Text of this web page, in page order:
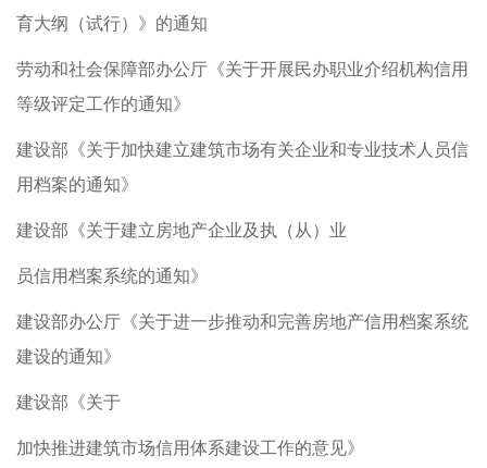
育大纲（试行）》的通知
劳动和社会保障部办公厅《关于开展民办职业介绍机构信用
等级评定工作的通知》
建设部《关于加快建立建筑市场有关企业和专业技术人员信
用档案的通知》
建设部《关于建立房地产企业及执（从）业
员信用档案系统的通知》
建设部办公厅《关于进一步推动和完善房地产信用档案系统
建设的通知》
建设部《关于
加快推进建筑市场信用体系建设工作的意见》